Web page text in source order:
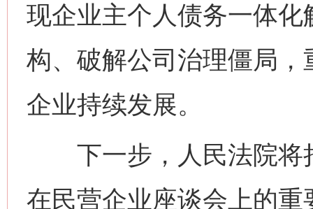
现企业主个人债务一体
构、破解公司治理僵局
企业持续发展。
下一步，人民法院将
在民营企业座谈会上的